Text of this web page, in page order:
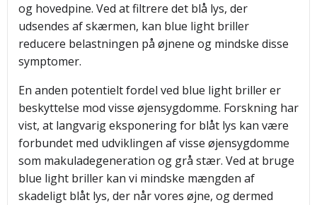
og hovedpine. Ved at filtrere det blå lys, der
udsendes af skærmen, kan blue light briller
reducere belastningen på øjnene og mindske disse
symptomer.
En anden potentielt fordel ved blue light briller er
beskyttelse mod visse øjensygdomme. Forskning har
vist, at langvarig eksponering for blåt lys kan være
forbundet med udviklingen af visse øjensygdomme
som makuladegeneration og grå stær. Ved at bruge
blue light briller kan vi mindske mængden af
skadeligt blåt lys, der når vores øjne, og dermed